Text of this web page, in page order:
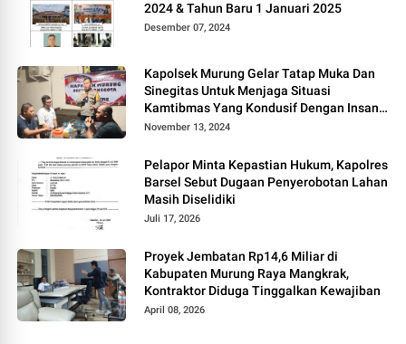
2024 & Tahun Baru 1 Januari 2025
Desember 07, 2024
Kapolsek Murung Gelar Tatap Muka Dan
Sinegitas Untuk Menjaga Situasi
Kamtibmas Yang Kondusif Dengan Insan
Pers
November 13, 2024
Pelapor Minta Kepastian Hukum, Kapolres
Barsel Sebut Dugaan Penyerobotan Lahan
Masih Diselidiki
Juli 17, 2026
Proyek Jembatan Rp14,6 Miliar di
Kabupaten Murung Raya Mangkrak,
Kontraktor Diduga Tinggalkan Kewajiban
April 08, 2026